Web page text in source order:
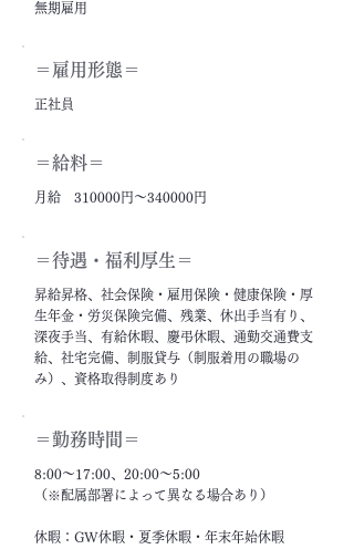
無期雇用
＝雇用形態＝
正社員
＝給料＝
月給 310000円～340000円
＝​待遇・福利厚生＝
昇給昇格、社会保険・雇用保険・健康保険・厚
生年金・労災保険完備、残業、休出手当有り、
深夜手当、有給休暇、慶弔休暇、通勤交通費支
給、社宅完備、制服貸与（制服着用の職場の
み）、資格取得制度あり
＝勤務時間＝
8:00～17:00、20:00～5:00
（※配属部署によって異なる場合あり）
休暇：GW休暇・夏季休暇・年末年始休暇